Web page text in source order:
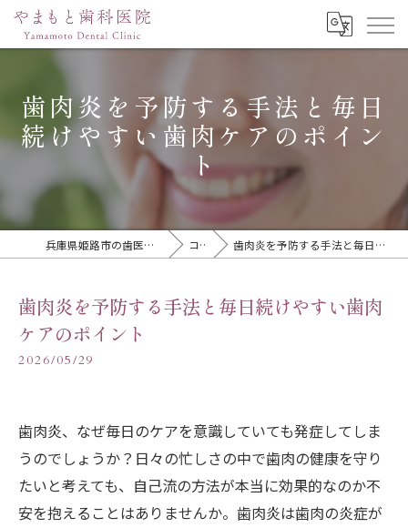
歯肉炎を予防する手法と毎日
続けやすい歯肉ケアのポイン
ト
兵庫県姫路市の歯医者ならやまもと歯科医院 コラム 歯肉炎を予防する手法と毎日続けやすい歯肉ケアのポイント
歯肉炎を予防する手法と毎日続けやすい歯肉
ケアのポイント
2026/05/29
歯肉炎、なぜ毎日のケアを意識していても発症してしま
うのでしょうか？日々の忙しさの中で歯肉の健康を守り
たいと考えても、自己流の方法が本当に効果的なのか不
安を抱えることはありませんか。歯肉炎は歯肉の炎症が